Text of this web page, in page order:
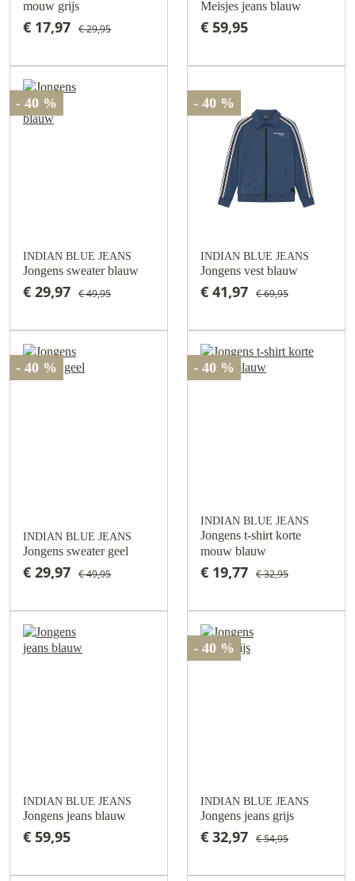
mouw grijs
€ 17,97 € 29,95
Meisjes jeans blauw
€ 59,95
- 40 %
INDIAN BLUE JEANS
Jongens sweater blauw
€ 29,97 € 49,95
- 40 %
INDIAN BLUE JEANS
Jongens vest blauw
€ 41,97 € 69,95
- 40 %
INDIAN BLUE JEANS
Jongens sweater geel
€ 29,97 € 49,95
- 40 %
INDIAN BLUE JEANS
Jongens t-shirt korte
mouw blauw
€ 19,77 € 32,95
INDIAN BLUE JEANS
Jongens jeans blauw
€ 59,95
- 40 %
INDIAN BLUE JEANS
Jongens jeans grijs
€ 32,97 € 54,95